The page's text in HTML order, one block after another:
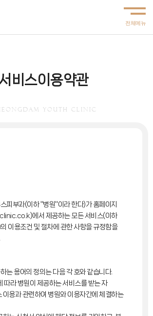
비스이용약관
YOUTH CLINIC
피부과(이하 "병원"이라 한다)가 홈페이지
에서 제공하는 모든 서비스(이하
이용조건 및 절차에 관한 사항을 규정함을
는 용어의 정의는 다음 각 호와 같습니다.
따라 병원이 제공하는 서비스를 받는 자
이용과 관련하여 병원와 이용자간에 체결하는